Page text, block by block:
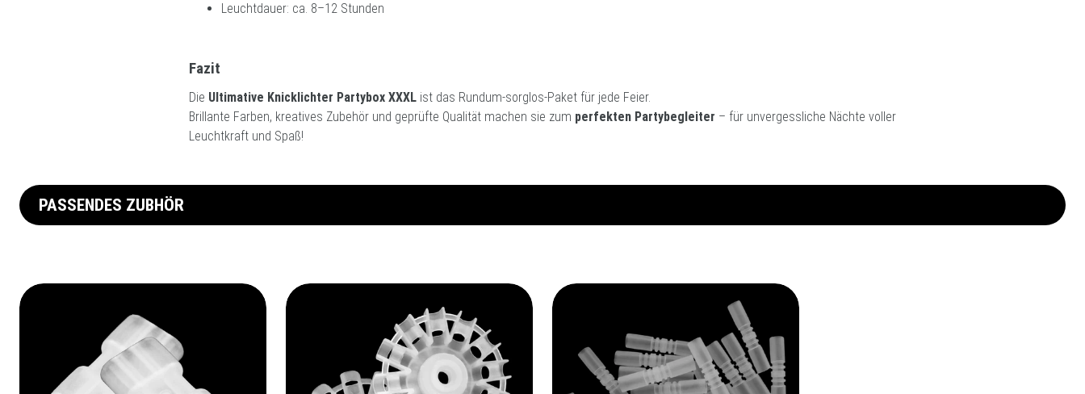
Leuchtdauer: ca. 8–12 Stunden
Fazit
Die Ultimative Knicklichter Partybox XXXL ist das Rundum-sorglos-Paket für jede Feier.
Brillante Farben, kreatives Zubehör und geprüfte Qualität machen sie zum perfekten Partybegleiter – für unvergessliche Nächte voller
Leuchtkraft und Spaß!
PASSENDES ZUBHÖR